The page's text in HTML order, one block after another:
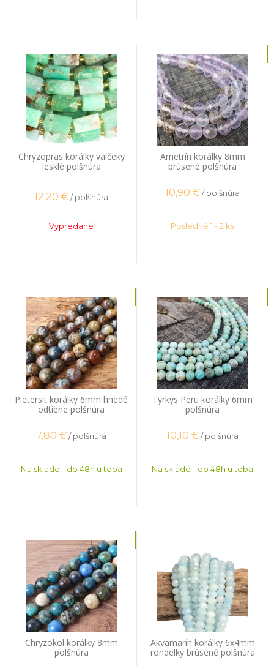
Chryzopras korálky valčeky
lesklé polšnúra
12,20 €/ polšnúra
Vypredané
Ametrín korálky 8mm
brúsené polšnúra
10,90 €/ polšnúra
Posledné 1 - 2 ks
Pietersit korálky 6mm hnedé
odtiene polšnúra
7,80 €/ polšnúra
Na sklade - do 48h u teba
Tyrkys Peru korálky 6mm
polšnúra
10,10 €/ polšnúra
Na sklade - do 48h u teba
Chryzokol korálky 8mm
polšnúra
Akvamarín korálky 6x4mm
rondelky brúsené polšnúra